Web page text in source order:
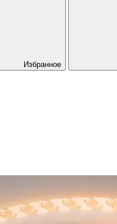
Избранное